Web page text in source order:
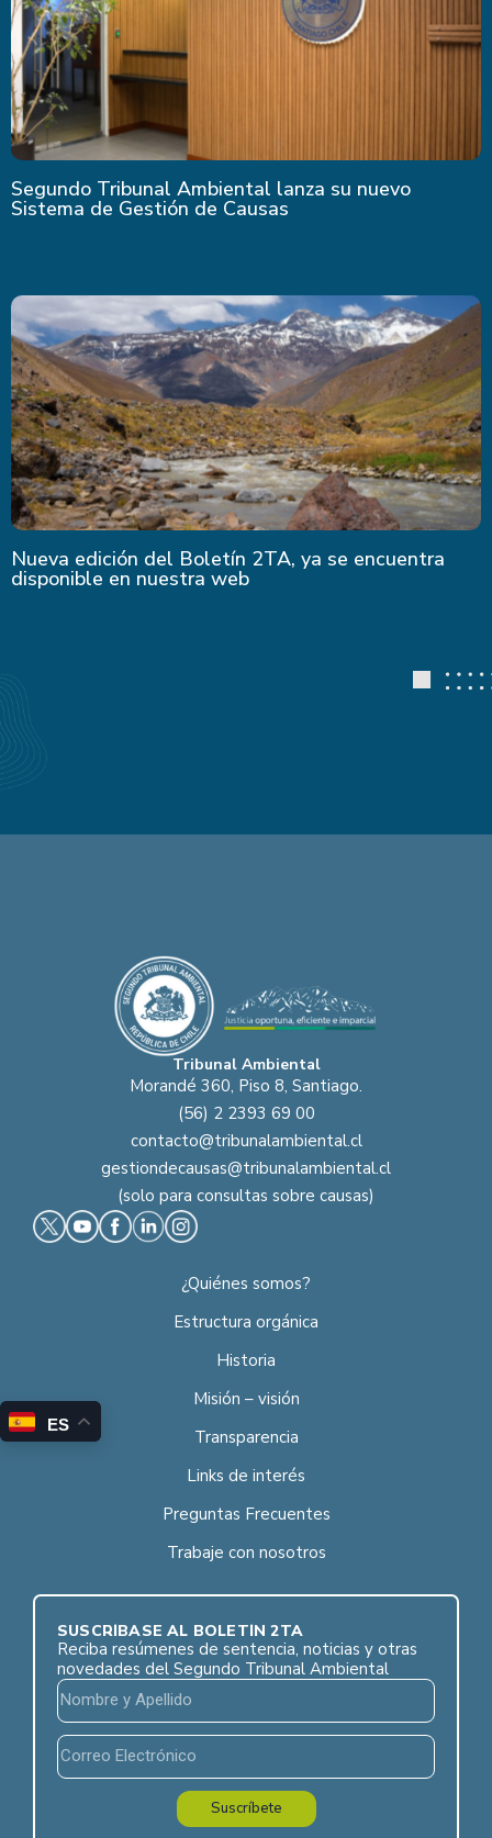
Segundo Tribunal Ambiental lanza su nuevo
Sistema de Gestión de Causas
Nueva edición del Boletín 2TA, ya se encuentra
disponible en nuestra web
Tribunal Ambiental
Morandé 360, Piso 8, Santiago.
(56) 2 2393 69 00
contacto@tribunalambiental.cl
gestiondecausas@tribunalambiental.cl
(solo para consultas sobre causas)
¿Quiénes somos?
Estructura orgánica
Historia
Misión – visión
Transparencia
Links de interés
Preguntas Frecuentes
Trabaje con nosotros
SUSCRÍBASE AL BOLETÍN 2TA
Reciba resúmenes de sentencia, noticias y otras
novedades del Segundo Tribunal Ambiental
Suscríbete
ES